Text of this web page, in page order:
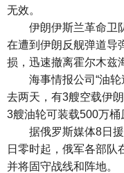
无效。
伊朗伊斯兰革命卫队
在遭到伊朗反舰弹道导
损，迅速撤离霍尔木兹
海事情报公司“油轮
去两天，有3艘空载伊
3艘油轮可装载500万桶
据俄罗斯媒体8日援
日零时起，俄军各部队
并将固守战线和阵地。